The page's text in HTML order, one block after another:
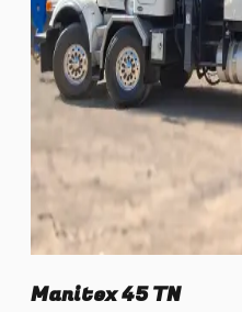
Manitex 45 TN